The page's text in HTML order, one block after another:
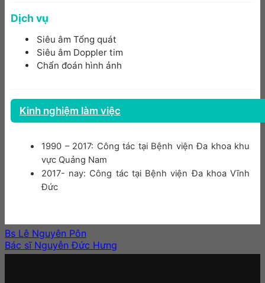
Dịch vụ
Siêu âm Tổng quát
Siêu âm Doppler tim
Chẩn đoán hình ảnh
Kinh nghiệm làm việc
1990 – 2017: Công tác tại Bệnh viện Đa khoa khu
vực Quảng Nam
2017- nay: Công tác tại Bệnh viện Đa khoa Vĩnh
Đức
Bs Lê Nguyên Pôn
Bác sĩ Nguyễn Đức Hưng